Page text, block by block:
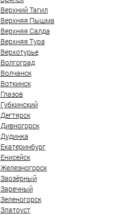
Верхний Тагил
Верхняя Пышма
Верхняя Салда
Верхняя Тура
Верхотурье
Волгоград
Волчанск
Воткинск
Глазов
Губкинский
Дегтярск
Дивногорск
Дудинка
Екатеринбург
Енисейск
Железногорск
Заозёрный
Заречный
Зеленогорск
Златоуст